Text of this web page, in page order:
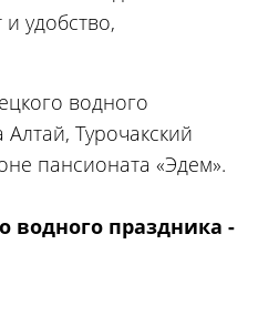
удобство,
водного
Турочакский
пансионата «Эдем».
водного праздника -